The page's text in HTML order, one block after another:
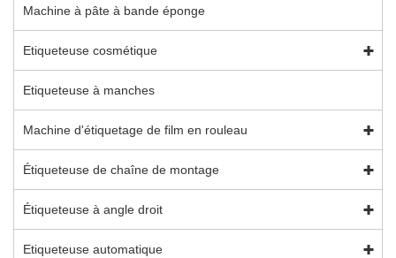
Machine à pâte à bande éponge
Etiqueteuse cosmétique
Etiqueteuse à manches
Machine d'étiquetage de film en rouleau
Étiqueteuse de chaîne de montage
Étiqueteuse à angle droit
Etiqueteuse automatique